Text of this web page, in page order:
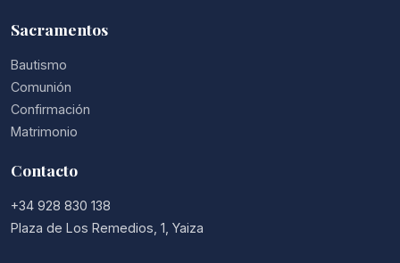
Sacramentos
Bautismo
Comunión
Confirmación
Matrimonio
Contacto
+34 928 830 138
Plaza de Los Remedios, 1, Yaiza